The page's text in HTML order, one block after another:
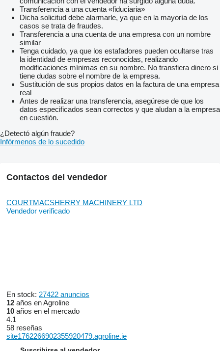
Transferencia a una cuenta «fiduciaria»
Dicha solicitud debe alarmarle, ya que en la mayoría de los
casos se trata de fraudes.
Transferencia a una cuenta de una empresa con un nombre
similar
Tenga cuidado, ya que los estafadores pueden ocultarse tras
la identidad de empresas reconocidas, realizando
modificaciones mínimas en su nombre. No transfiera dinero si
tiene dudas sobre el nombre de la empresa.
Sustitución de sus propios datos en la factura de una empresa
real
Antes de realizar una transferencia, asegúrese de que los
datos especificados sean correctos y que aludan a la empresa
en cuestión.
¿Detectó algún fraude?
Infórmenos de lo sucedido
Contactos del vendedor
COURTMACSHERRY MACHINERY LTD
Vendedor verificado
En stock: 27422 anuncios
12 años en Agroline
10 años en el mercado
4.1
58 reseñas
site1762266902355920479.agroline.ie